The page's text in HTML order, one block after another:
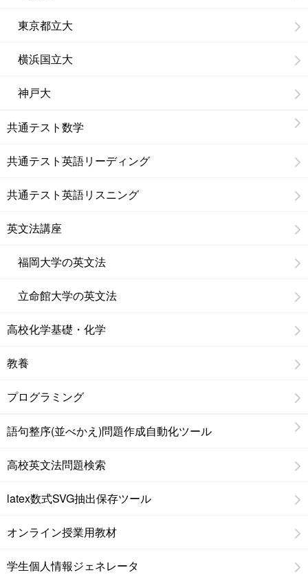
東京都立大
横浜国立大
神戸大
共通テスト数学
共通テスト英語リーディング
共通テスト英語リスニング
英文法講座
福岡大学の英文法
立命館大学の英文法
高校化学基礎・化学
教養
プログラミング
語句整序(並べかえ)問題作成自動化ツール
高校英文法問題検索
latex数式SVG抽出保存ツール
オンライン授業用教材
学生個人情報ジェネレータ